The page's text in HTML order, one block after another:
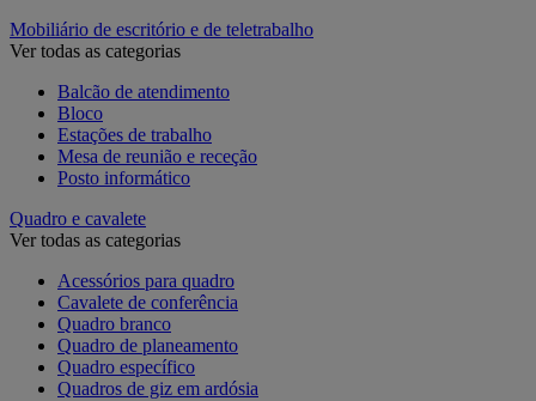
Mobiliário de escritório e de teletrabalho
Ver todas as categorias
Balcão de atendimento
Bloco
Estações de trabalho
Mesa de reunião e receção
Posto informático
Quadro e cavalete
Ver todas as categorias
Acessórios para quadro
Cavalete de conferência
Quadro branco
Quadro de planeamento
Quadro específico
Quadros de giz em ardósia